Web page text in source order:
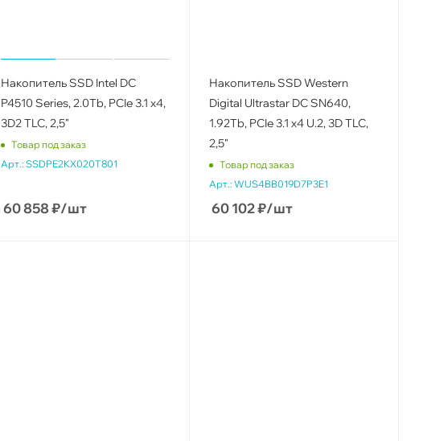
Накопитель SSD Intel DC
P4510 Series, 2.0Tb, PCIe 3.1 x4,
3D2 TLC, 2,5"
Товар под заказ
Арт.: SSDPE2KX020T801
60 858₽/шт
Накопитель SSD Western
Digital Ultrastar DC SN640,
1.92Tb, PCIe 3.1 x4 U.2, 3D TLC,
2,5"
Товар под заказ
Арт.: WUS4BB019D7P3E1
60 102₽/шт